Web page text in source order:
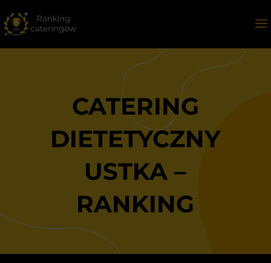
CATERING
DIETETYCZNY
USTKA –
RANKING